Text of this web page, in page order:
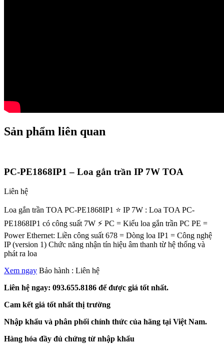
Sản phẩm liên quan
PC-PE1868IP1 – Loa gắn trần IP 7W TOA
Liên hệ
Loa gắn trần TOA PC-PE1868IP1 ⭐ IP 7W : Loa TOA PC-
PE1868IP1 có công suất 7W ⚡ PC = Kiểu loa gắn trần PC PE =
Power Ethernet: Liền công suất 678 = Dòng loa IP1 = Công nghệ
IP (version 1) Chức năng nhận tín hiệu âm thanh từ hệ thống và
phát ra loa
Xem ngay Bảo hành : Liên hệ
Liên hệ ngay: 093.655.8186 để được giá tốt nhất.
Cam kết giá tốt nhất thị trường
Nhập khẩu và phân phối chính thức của hãng tại Việt Nam.
Hàng hóa đầy đủ chứng từ nhập khẩu